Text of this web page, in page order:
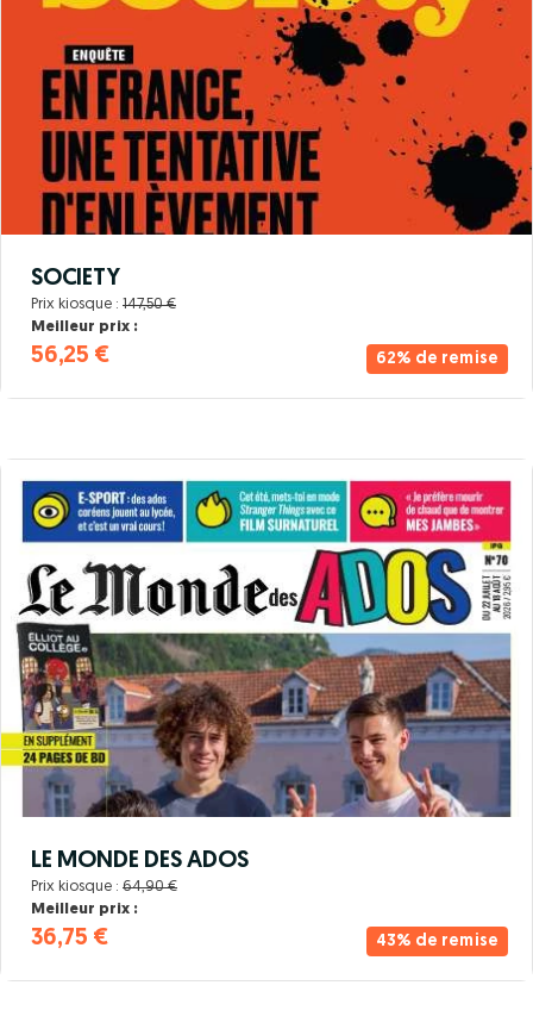
62% de remise
SOCIETY
Prix kiosque : 147,50 €
Meilleur prix :
56,25 €
43% de remise
LE MONDE DES ADOS
Prix kiosque : 64,90 €
Meilleur prix :
36,75 €